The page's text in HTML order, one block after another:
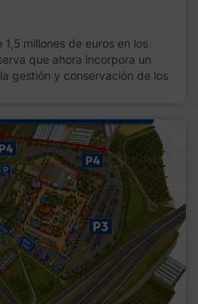
millones de euros en los
que ahora incorpora un
gestión y conservación de los